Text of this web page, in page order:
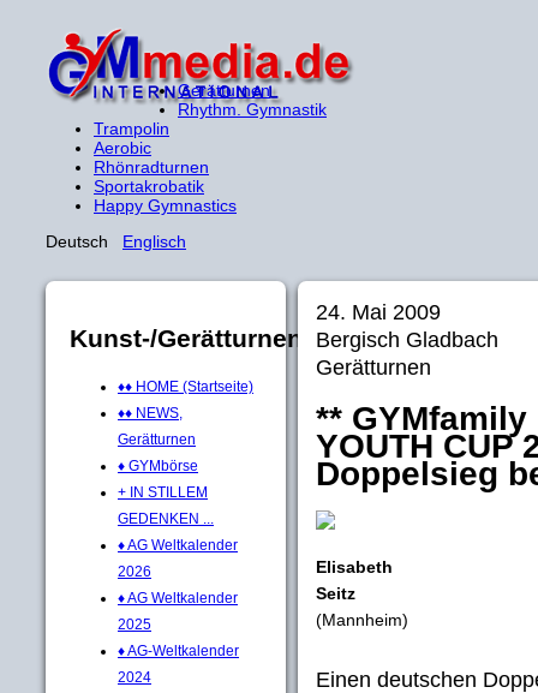
Gerätturnen
Rhythm. Gymnastik
Trampolin
Aerobic
Rhönradturnen
Sportakrobatik
Happy Gymnastics
Deutsch Englisch
Kunst-/Gerätturnen
♦♦ HOME (Startseite)
♦♦ NEWS,
Gerätturnen
♦ GYMbörse
+ IN STILLEM
GEDENKEN ...
♦ AG Weltkalender
2026
♦ AG Weltkalender
2025
♦ AG-Weltkalender
2024
24. Mai 2009
Bergisch Gladbach
Gerätturnen
** GYMfamily
YOUTH CUP
Doppelsieg
Elisabeth
Seitz
(Mannheim)
Einen deutschen